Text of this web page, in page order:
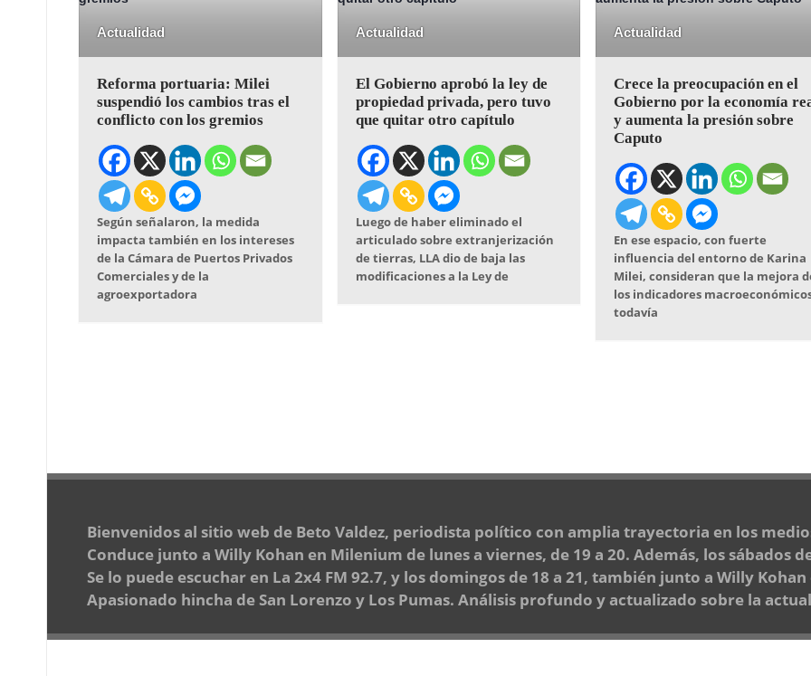
Actualidad
Reforma portuaria: Milei
suspendió los cambios tras el
conflicto con los gremios
Según señalaron, la medida
impacta también en los intereses
de la Cámara de Puertos Privados
Comerciales y de la
agroexportadora
Actualidad
El Gobierno aprobó la ley de
propiedad privada, pero tuvo
que quitar otro capítulo
Luego de haber eliminado el
articulado sobre extranjerización
de tierras, LLA dio de baja las
modificaciones a la Ley de
Actualidad
Crece la preocupación en el
Gobierno por la economía
y aumenta la presión sobre
Caputo
En ese espacio, con fuerte
influencia del entorno de Karina
Milei, consideran que la mejora
los indicadores
todavía
Bienvenidos al sitio web de Beto Valdez, periodista político con amplia trayectoria en los
Conduce junto a Willy Kohan en Milenium de lunes a viernes, de 19 a 20. Además, los sábados
Se lo puede escuchar en La 2x4 FM 92.7, y los domingos de 18 a 21, también junto a Willy
Apasionado hincha de San Lorenzo y Los Pumas. Análisis profundo y actualizado sobre la